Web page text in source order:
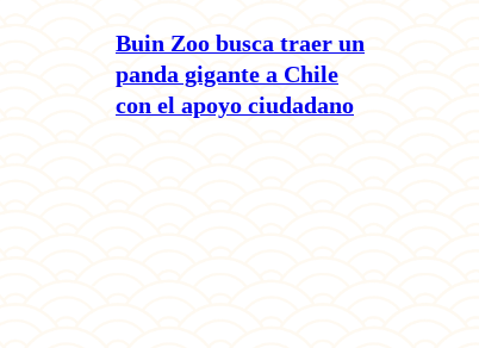
Buin Zoo busca traer un
panda gigante a Chile
con el apoyo ciudadano